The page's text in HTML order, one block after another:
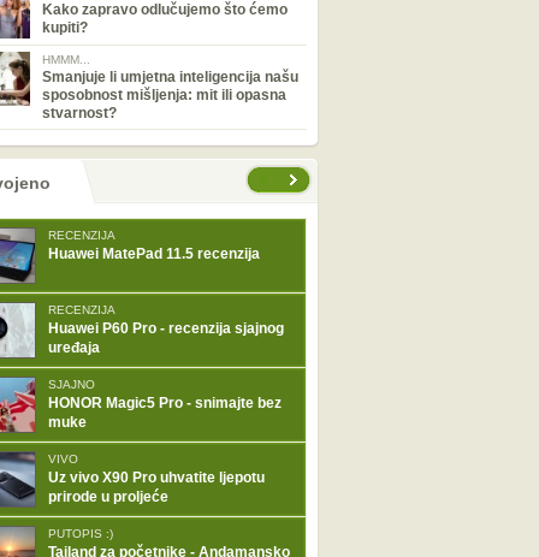
Kako zapravo odlučujemo što ćemo
kupiti?
HMMM...
Smanjuje li umjetna inteligencija našu
sposobnost mišljenja: mit ili opasna
stvarnost?
RECENZIJA
Huawei MatePad 11.5 recenzija
RECENZIJA
Huawei P60 Pro - recenzija sjajnog
uređaja
SJAJNO
HONOR Magic5 Pro - snimajte bez
muke
VIVO
Uz vivo X90 Pro uhvatite ljepotu
prirode u proljeće
PUTOPIS :)
Tajland za početnike - Andamansko